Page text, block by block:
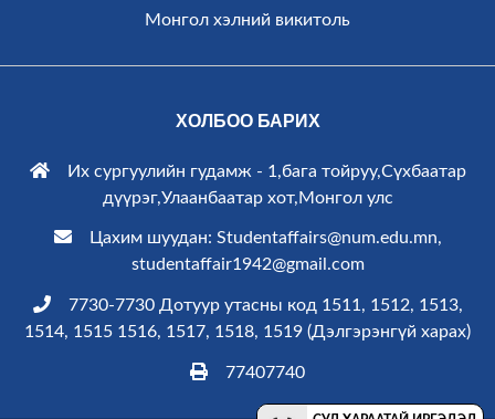
Монгол хэлний викитоль
ХОЛБОО БАРИХ
Их сургуулийн гудамж - 1,бага тойруу,Сүхбаатар
дүүрэг,Улаанбаатар хот,Монгол улс
Цахим шуудан: Studentaffairs@num.edu.mn,
studentaffair1942@gmail.com
7730-7730 Дотуур утасны код 1511, 1512, 1513,
1514, 1515 1516, 1517, 1518, 1519 (Дэлгэрэнгүй харах)
77407740